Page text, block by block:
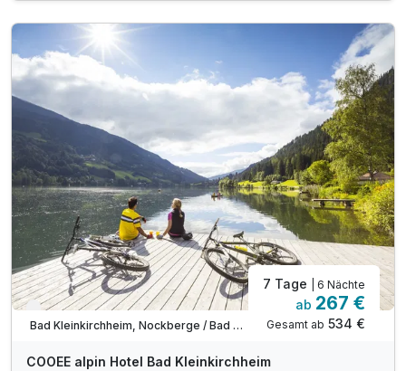
inkl. Nutzung des Fitnessraumes
inkl. Informationen & Ausflugstipps der Region
inkl. W-LAN Nutzung & Parkplatz vor dem Hotel
Tipp: Wandertrails
Tipp: Badespaß am Millstätter See
Verfügbar bis November
Bad Kleinkirchheim, Nockberge / Bad Kleinkirchheim
7 Tage | 6 Nächte
ab 267 €
Gesamt ab 534 €
COOEE alpin Hotel Bad Kleinkirchheim